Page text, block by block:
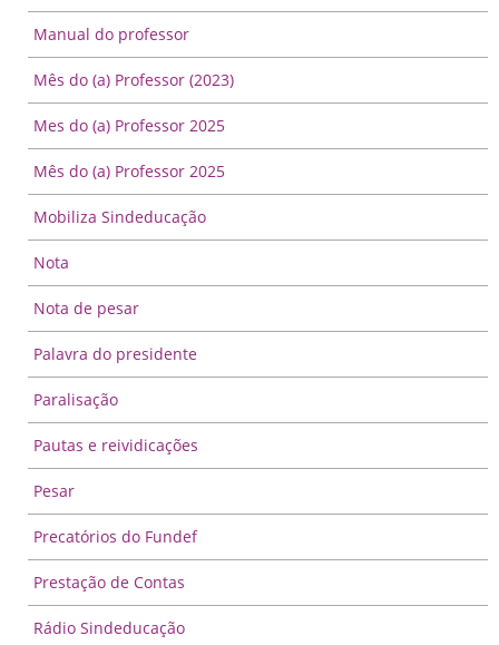
Manual do professor
Mês do (a) Professor (2023)
Mes do (a) Professor 2025
Mês do (a) Professor 2025
Mobiliza Sindeducação
Nota
Nota de pesar
Palavra do presidente
Paralisação
Pautas e reividicações
Pesar
Precatórios do Fundef
Prestação de Contas
Rádio Sindeducação